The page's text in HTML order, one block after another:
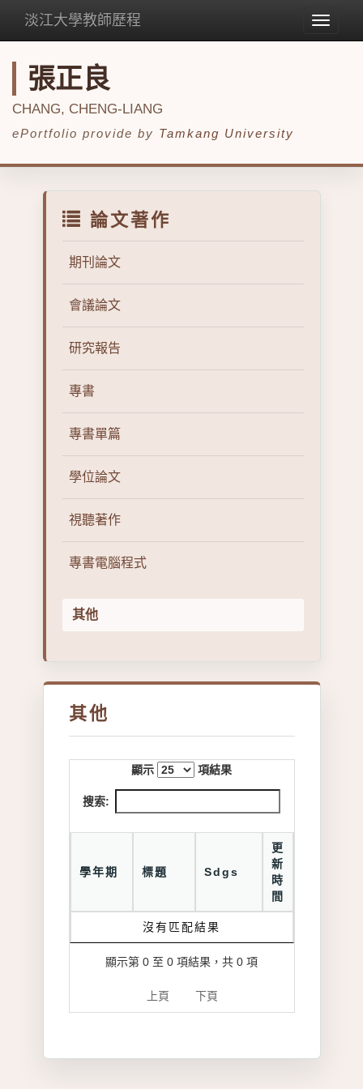
Toggle
淡江大學教師歷程
張正良
CHANG, CHENG-LIANG
ePortfolio provide by Tamkang University
論文著作
期刊論文
會議論文
研究報告
專書
專書單篇
學位論文
視聽著作
專書電腦程式
其他
其他
顯示 項結果
搜索:
學年期 標題 Sdgs
更
新
時
間
沒有匹配結果
顯示第 0 至 0 項結果，共 0 項
上頁 下頁